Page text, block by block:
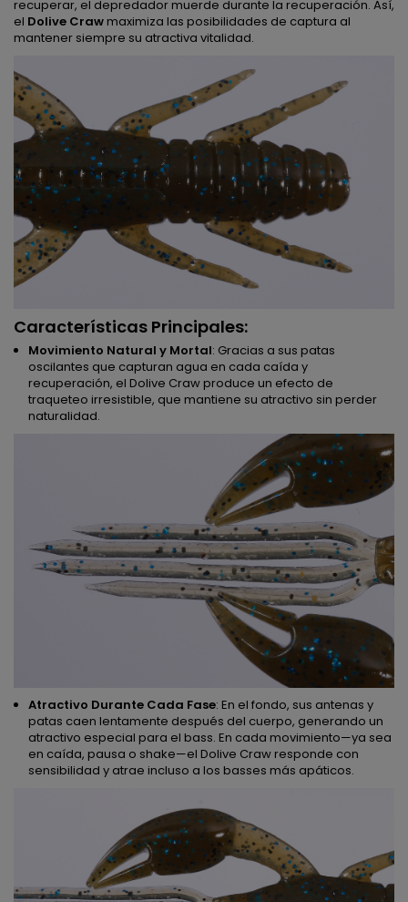
recuperar, el depredador muerde durante la recuperación. Así,
el Dolive Crawmaximiza las posibilidades de captura al
mantener siempre su atractiva vitalidad.
Características Principales:
Movimiento Natural y Mortal: Gracias a sus patas
oscilantes que capturan agua en cada caída y
recuperación, el Dolive Craw produce un efecto de
traqueteo irresistible, que mantiene su atractivo sin perder
naturalidad.
Atractivo Durante Cada Fase: En el fondo, sus antenas y
patas caen lentamente después del cuerpo, generando un
atractivo especial para el bass. En cada movimiento—ya sea
en caída, pausa o shake—el Dolive Craw responde con
sensibilidad y atrae incluso a los basses más apáticos.